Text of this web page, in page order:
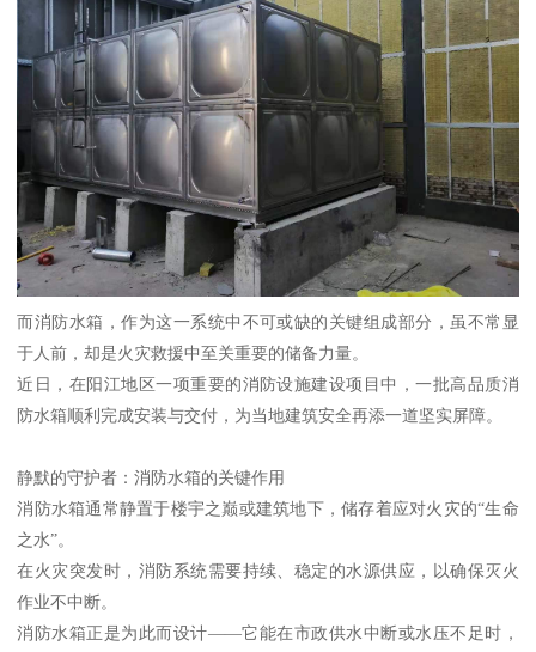
而消防水箱，作为这一系统中不可或缺的关键组成部分，虽不常显
于人前，却是火灾救援中至关重要的储备力量。
近日，在阳江地区一项重要的消防设施建设项目中，一批高品质消
防水箱顺利完成安装与交付，为当地建筑安全再添一道坚实屏障。
静默的守护者：消防水箱的关键作用
消防水箱通常静置于楼宇之巅或建筑地下，储存着应对火灾的“生命
之水”。
在火灾突发时，消防系统需要持续、稳定的水源供应，以确保灭火
作业不中断。
消防水箱正是为此而设计——它能在市政供水中断或水压不足时，